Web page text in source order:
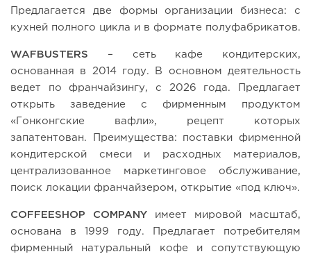
Предлагается две формы организации бизнеса: с
кухней полного цикла и в формате полуфабрикатов.
WAFBUSTERS – сеть кафе кондитерских,
основанная в 2014 году. В основном деятельность
ведет по франчайзингу, с 2026 года. Предлагает
открыть заведение с фирменным продуктом
«Гонконгские вафли», рецепт которых
запатентован. Преимущества: поставки фирменной
кондитерской смеси и расходных материалов,
централизованное маркетинговое обслуживание,
поиск локации франчайзером, открытие «под ключ».
COFFEESHOP COMPANY имеет мировой масштаб,
основана в 1999 году. Предлагает потребителям
фирменный натуральный кофе и сопутствующую